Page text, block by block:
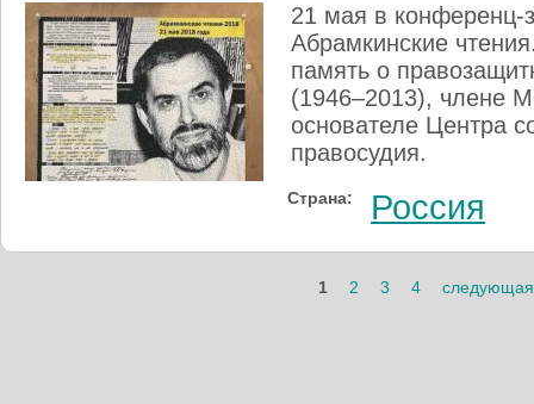
21 мая в
Абрамкинские
память о
(1946–2013), члене
основателе Центра
правосудия.
Страна: Россия
1 2 3 4 следующая